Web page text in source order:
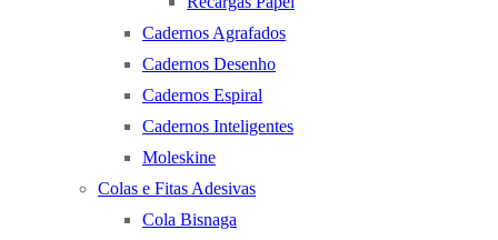
Cadernos Agrafados
Cadernos Desenho
Cadernos Espiral
Cadernos Inteligentes
Moleskine
Colas e Fitas Adesivas
Cola Bisnaga